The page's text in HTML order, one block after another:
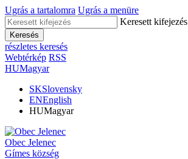
Ugrás a tartalomra Ugrás a menüre
Keresett kifejezés
Keresés
részletes keresés
Webtérkép RSS
HUMagyar
SKSlovensky
ENEnglish
HUMagyar
Obec Jelenec
Gímes község